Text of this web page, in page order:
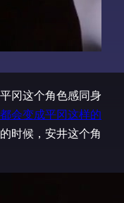
冈这个角色感同身
会变成平冈这样的
时候，安井这个角